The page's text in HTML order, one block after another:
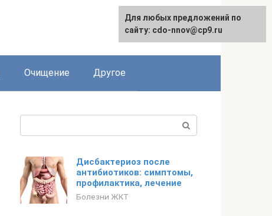
Очищение Другое
Дисбактериоз после
антибиотиков: симптомы,
профилактика, лечение
Болезни ЖКТ
Для любых предложений по
сайту: cdo-nnov@cp9.ru